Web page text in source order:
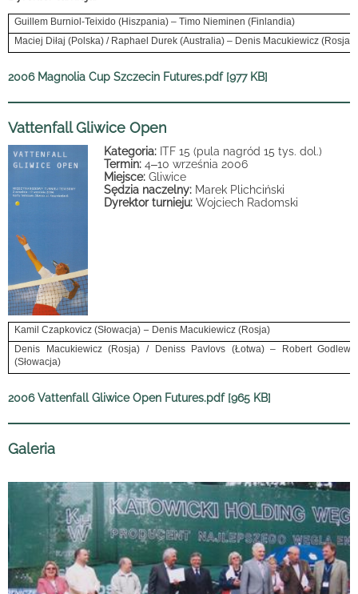
Guillem Burniol-Teixido (Hiszpania) – Timo Nieminen (Finlandia)
Maciej Diłaj (Polska) / Raphael Durek (Australia) – Denis Macukiewicz (Rosja)
2006 Magnolia Cup Szczecin Futures.pdf [977 KB]
Vattenfall Gliwice Open
Kategoria: ITF 15 (pula nagród 15 tys. dol.)
Termin: 4–10 września 2006
Miejsce: Gliwice
Sędzia naczelny: Marek Plichciński
Dyrektor turnieju: Wojciech Radomski
Kamil Czapkovicz (Słowacja) – Denis Macukiewicz (Rosja)
Denis Macukiewicz (Rosja) / Deniss Pavlovs (Łotwa) – Robert
(Słowacja)
2006 Vattenfall Gliwice Open Futures.pdf [965 KB]
Galeria